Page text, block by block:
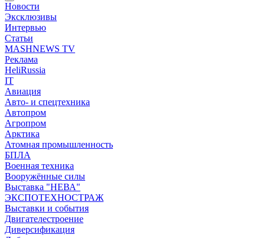
Новости
Эксклюзивы
Интервью
Статьи
MASHNEWS TV
Реклама
HeliRussia
IT
Авиация
Авто- и спецтехника
Автопром
Агропром
Арктика
Атомная промышленность
БПЛА
Военная техника
Вооружённые силы
Выставка "НЕВА"
ЭКСПОТЕХНОСТРАЖ
Выставки и события
Двигателестроение
Диверсификация